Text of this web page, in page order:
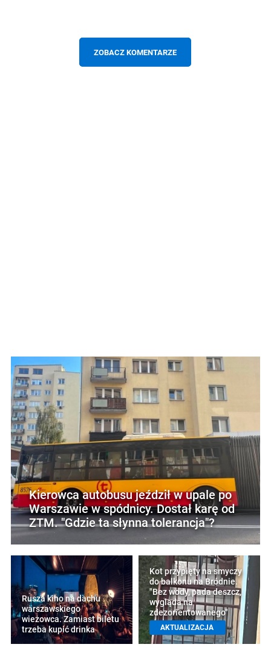
ZOBACZ KOMENTARZE
Kierowca autobusu jeździł w upale po
Warszawie w spódnicy. Dostał karę od
ZTM. "Gdzie ta słynna tolerancja"?
Rusza kino na dachu
warszawskiego
wieżowca. Zamiast biletu
trzeba kupić drinka
Kot przypięty na smyczy
do balkonu na Bródnie.
"Bez wody, pada deszcz,
wygląda na
zdezorientowanego"
AKTUALIZACJA